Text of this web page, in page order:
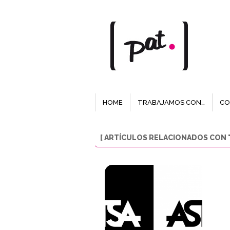
HOME TRABAJAMOS CON…
[ ARTÍCULOS RELACIONADOS CON